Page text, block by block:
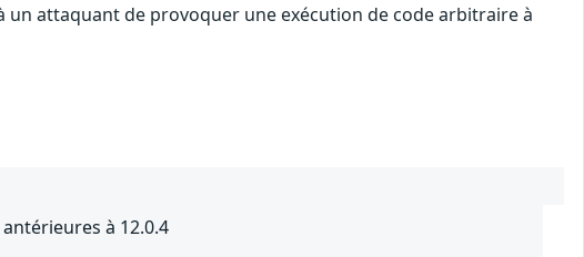
attaquant de provoquer une exécution de code arbitraire à
à 12.0.4